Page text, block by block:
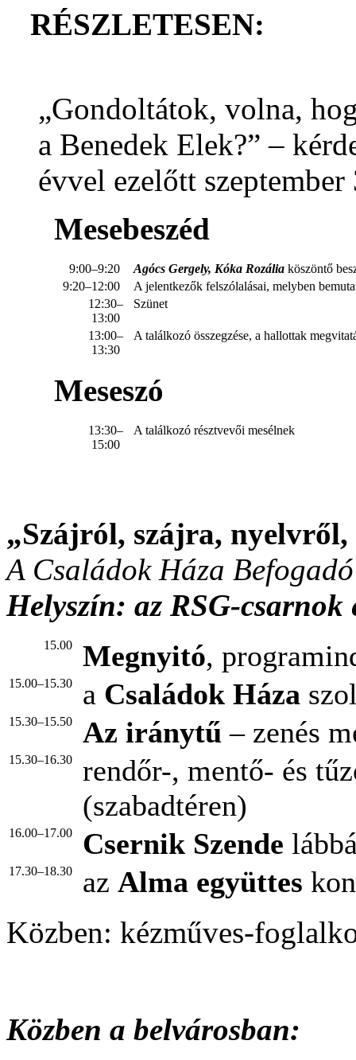
RÉSZLETESEN:
„Gondoltátok, volna,
a Benedek Elek?” –
évvel ezelőtt szeptember
Mesebeszéd
9:00–9:20 Agócs Gergely, Kóka Rozália köszöntő
9:20–12:00
A jelentkezők felszólalásai, melyben
12:30–
13:00
Szünet
13:00–
13:30
A találkozó összegzése, a hallottak
Meseszó
13:30–
15:00
A találkozó résztvevői mesélnek
„Szájról, szájra, nyelvről,
A Családok Háza
Helyszín: az RSG-csarnok
15.00 Megnyitó,
15.00–15.30 a Családok Háza
15.30–15.50 Az iránytű – zenés
15.30–16.30
rendőr-, mentő- és
(szabadtéren)
16.00–17.00 Csernik Szende
17.30–18.30 az Alma együttes
Közben: kézműves-
Közben a belvárosban: